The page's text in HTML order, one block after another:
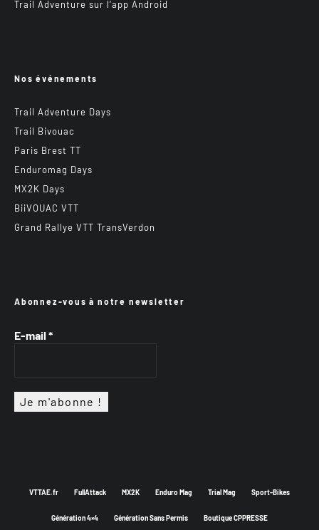
Trail Adventure sur l’app Android
Nos événements
Trail Adventure Days
Trail Bivouac
Paris Brest TT
Enduromag Days
MX2K Days
BiiVOUAC VTT
Grand Rallye VTT TransVerdon
Abonnez-vous à notre newsletter
E-mail *
VTTAE.fr FullAttack MX2K Enduro Mag Trial Mag Sport-Bikes
Génération 4×4 Génération Sans Permis Boutique CPPRESSE